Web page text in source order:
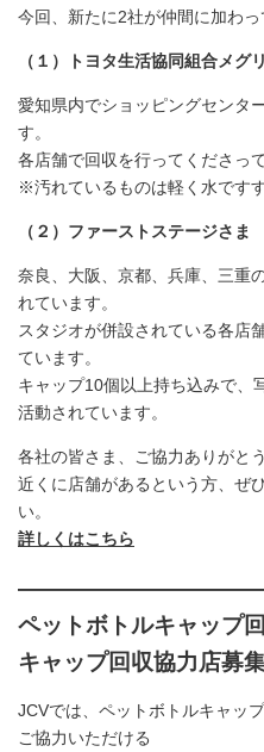
今回、新たに2社が仲間に加わっ
（１）トヨタ生活協同組合メグ
愛知県内でショッピングセンタ
す。
各店舗で回収を行ってくださっ
※汚れているものは軽く水です
（２）ファーストステージさま
奈良、大阪、京都、兵庫、三重
れています。
スタジオが併設されている各店
ています。
キャップ10個以上持ち込みで、
活動されています。
各社の皆さま、ご協力ありがと
近くに店舗があるという方、ぜ
い。
詳しくはこちら
ペットボトルキャップ
キャップ回収協力店募
JCVでは、ペットボトルキャッ
ご協力いただける